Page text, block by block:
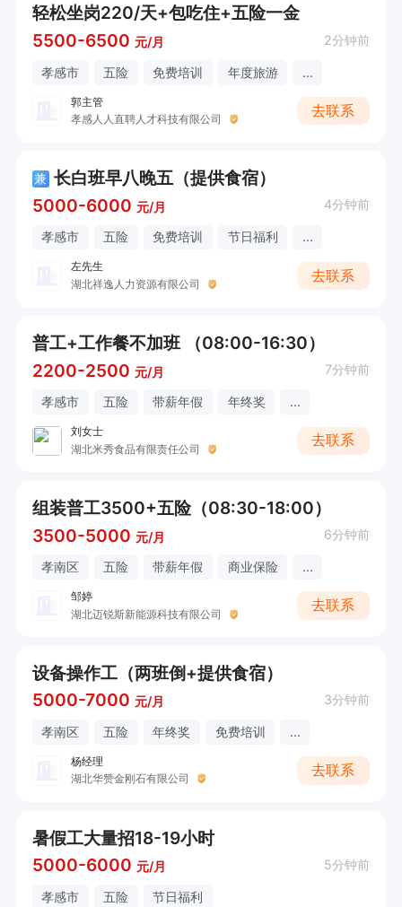
轻松坐岗220/天+包吃住+五险一金
5500-6500 元/月 2分钟前
孝感市 五险 免费培训 年度旅游 ...
郭主管
孝感人人直聘人才科技有限公司
去联系
兼 长白班早八晚五（提供食宿）
5000-6000 元/月 4分钟前
孝感市 五险 免费培训 节日福利 ...
左先生
湖北祥逸人力资源有限公司
去联系
普工+工作餐不加班 （08:00-16:30）
2200-2500 元/月 7分钟前
孝感市 五险 带薪年假 年终奖 ...
刘女士
湖北米秀食品有限责任公司
去联系
组装普工3500+五险（08:30-18:00）
3500-5000 元/月 6分钟前
孝南区 五险 带薪年假 商业保险 ...
邹婷
湖北迈锐斯新能源科技有限公司
去联系
设备操作工（两班倒+提供食宿）
5000-7000 元/月 3分钟前
孝南区 五险 年终奖 免费培训 ...
杨经理
湖北华赞金刚石有限公司
去联系
暑假工大量招18-19小时
5000-6000 元/月 5分钟前
孝感市 五险 节日福利